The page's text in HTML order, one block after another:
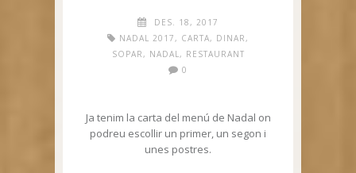
DES. 18, 2017
NADAL 2017, CARTA, DINAR,
SOPAR, NADAL, RESTAURANT
0
Ja tenim la carta del menú de Nadal on
podreu escollir un primer, un segon i
unes postres.